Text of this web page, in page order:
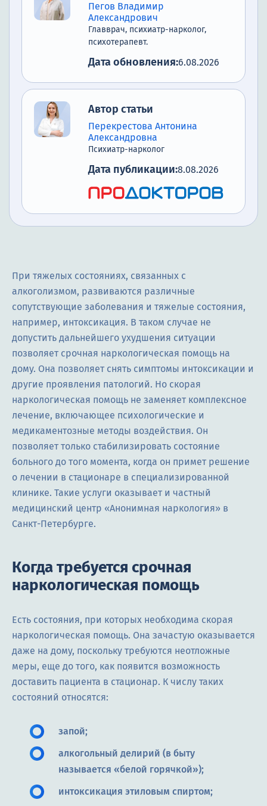
Пегов Владимир
Александрович
Главврач, психиатр-нарколог,
психотерапевт.
Дата обновления:6.08.2026
Автор статьи
Перекрестова Антонина
Александровна
Психиатр-нарколог
Дата публикации:8.08.2026
При тяжелых состояниях, связанных с
алкоголизмом, развиваются различные
сопутствующие заболевания и тяжелые состояния,
например, интоксикация. В таком случае не
допустить дальнейшего ухудшения ситуации
позволяет срочная наркологическая помощь на
дому. Она позволяет снять симптомы интоксикации и
другие проявления патологий. Но скорая
наркологическая помощь не заменяет комплексное
лечение, включающее психологические и
медикаментозные методы воздействия. Он
позволяет только стабилизировать состояние
больного до того момента, когда он примет решение
о лечении в стационаре в специализированной
клинике. Такие услуги оказывает и частный
медицинский центр «Анонимная наркология» в
Санкт-Петербурге.
Когда требуется срочная
наркологическая помощь
Есть состояния, при которых необходима скорая
наркологическая помощь. Она зачастую оказывается
даже на дому, поскольку требуются неотложные
меры, еще до того, как появится возможность
доставить пациента в стационар. К числу таких
состояний относятся:
запой;
алкогольный делирий (в быту
называется «белой горячкой»);
интоксикация этиловым спиртом;